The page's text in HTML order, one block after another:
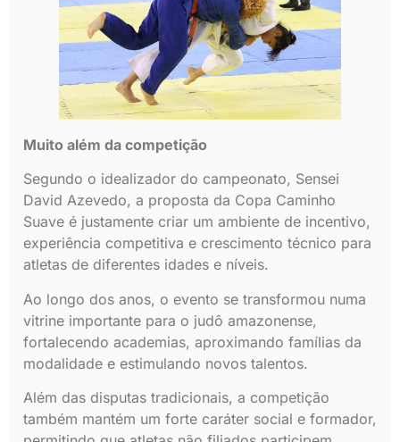
Muito além da competição
Segundo o idealizador do campeonato, Sensei
David Azevedo, a proposta da Copa Caminho
Suave é justamente criar um ambiente de incentivo,
experiência competitiva e crescimento técnico para
atletas de diferentes idades e níveis.
Ao longo dos anos, o evento se transformou numa
vitrine importante para o judô amazonense,
fortalecendo academias, aproximando famílias da
modalidade e estimulando novos talentos.
Além das disputas tradicionais, a competição
também mantém um forte caráter social e formador,